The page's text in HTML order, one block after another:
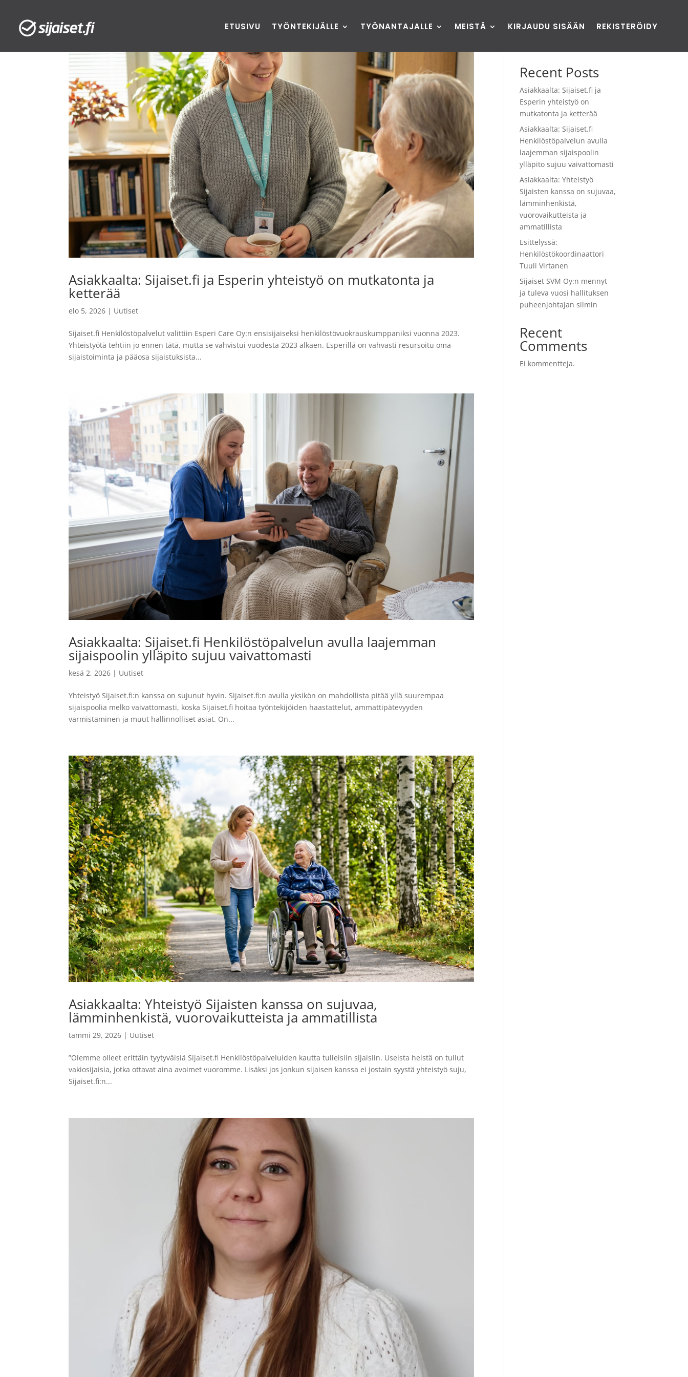
ETUSIVU TYÖNTEKIJÄLLE TYÖNANTAJALLE MEISTÄ KIRJAUDU SISÄÄN REKISTERÖIDY
Asiakkaalta: Sijaiset.fi ja Esperin yhteistyö on mutkatonta ja
ketterää
elo 5, 2026 | Uutiset
Sijaiset.fi Henkilöstöpalvelut valittiin Esperi Care Oy:n ensisijaiseksi henkilöstövuokrauskumppaniksi vuonna 2023.
Yhteistyötä tehtiin jo ennen tätä, mutta se vahvistui vuodesta 2023 alkaen. Esperillä on vahvasti resursoitu oma
sijaistoiminta ja pääosa sijaistuksista...
Asiakkaalta: Sijaiset.fi Henkilöstöpalvelun avulla laajemman
sijaispoolin ylläpito sujuu vaivattomasti
kesä 2, 2026 | Uutiset
Yhteistyö Sijaiset.fi:n kanssa on sujunut hyvin. Sijaiset.fi:n avulla yksikön on mahdollista pitää yllä suurempaa
sijaispoolia melko vaivattomasti, koska Sijaiset.fi hoitaa työntekijöiden haastattelut, ammattipätevyyden
varmistaminen ja muut hallinnolliset asiat. On...
Asiakkaalta: Yhteistyö Sijaisten kanssa on sujuvaa,
lämminhenkistä, vuorovaikutteista ja ammatillista
tammi 29, 2026 | Uutiset
”Olemme olleet erittäin tyytyväisiä Sijaiset.fi Henkilöstöpalveluiden kautta tulleisiin sijaisiin. Useista heistä on tullut
vakiosijaisia, jotka ottavat aina avoimet vuoromme. Lisäksi jos jonkun sijaisen kanssa ei jostain syystä yhteistyö suju,
Sijaiset.fi:n...
Recent Posts
Asiakkaalta: Sijaiset.fi ja
Esperin yhteistyö on
mutkatonta ja ketterää
Asiakkaalta: Sijaiset.fi
Henkilöstöpalvelun avulla
laajemman sijaispoolin
ylläpito sujuu vaivattomasti
Asiakkaalta: Yhteistyö
Sijaisten kanssa on sujuvaa,
lämminhenkistä,
vuorovaikutteista ja
ammatillista
Esittelyssä:
Henkilöstökoordinaattori
Tuuli Virtanen
Sijaiset SVM Oy:n mennyt
ja tuleva vuosi hallituksen
puheenjohtajan silmin
Recent
Comments
Ei kommentteja.